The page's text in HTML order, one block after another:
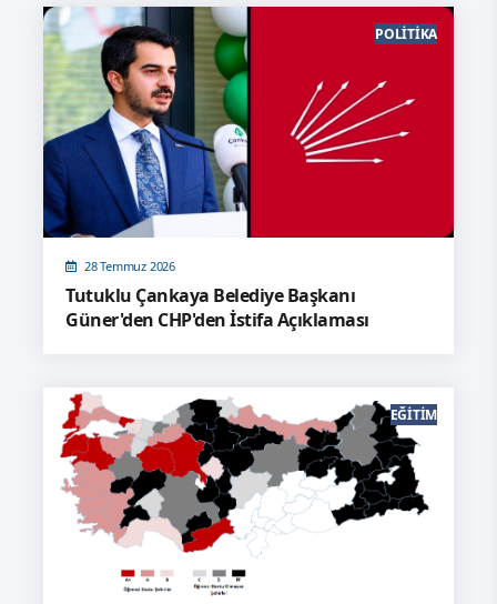
28 Temmuz 2026
Tutuklu Çankaya Belediye Başkanı
Güner'den CHP'den İstifa Açıklaması
POLITIKA
EĞITIM